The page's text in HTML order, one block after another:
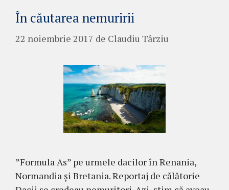
În căutarea nemuririi
22 noiembrie 2017 de Claudiu Târziu
”Formula As” pe urmele dacilor în Renania,
Normandia și Bretania. Reportaj de călătorie